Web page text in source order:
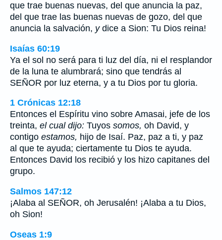
que trae buenas nuevas, del que anuncia la paz,
del que trae las buenas nuevas de gozo, del que
anuncia la salvación, ydice a Sion: Tu Dios reina!
Isaías 60:19
Ya el sol no será para ti luz del día, ni el resplandor
de la luna te alumbrará; sino que tendrás al
SEÑOR por luz eterna, y a tu Dios por tu gloria.
1 Crónicas 12:18
Entonces el Espíritu vino sobre Amasai, jefe de los
treinta, el cual dijo: Tuyos somos, oh David, y
contigo estamos, hijo de Isaí. Paz, paz a ti, y paz
al que te ayuda; ciertamente tu Dios te ayuda.
Entonces David los recibió y los hizo capitanes del
grupo.
Salmos 147:12
¡Alaba al SEÑOR, oh Jerusalén! ¡Alaba a tu Dios,
oh Sion!
Oseas 1:9